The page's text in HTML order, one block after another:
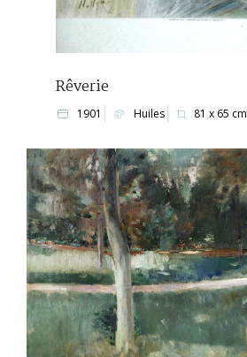
Rêverie
1901 Huiles 81 x 65 cm